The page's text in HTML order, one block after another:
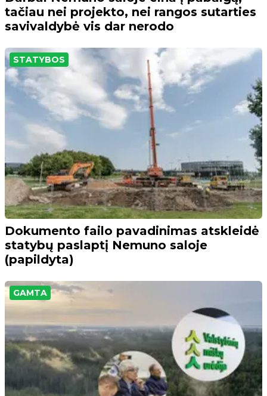
tačiau nei projekto, nei rangos sutarties
savivaldybė vis dar nerodo
STATYBOS
Dokumento failo pavadinimas atskleidė
statybų paslaptį Nemuno saloje
(papildyta)
GAMTA